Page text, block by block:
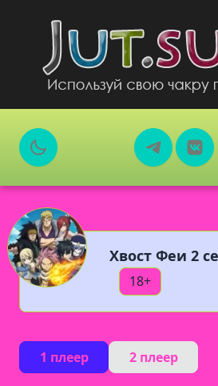
Хвост Феи 2
18+
1 плеер 2 плеер